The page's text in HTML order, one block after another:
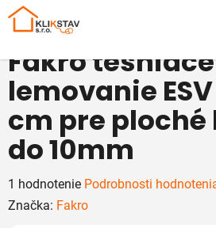
Prejsť
Fakro tesniace
lemovanie ESV
cm pre
do 10mm
Priemerné
hodnotenie
1 hodnotenie Podrobnosti
Značka: Fakro